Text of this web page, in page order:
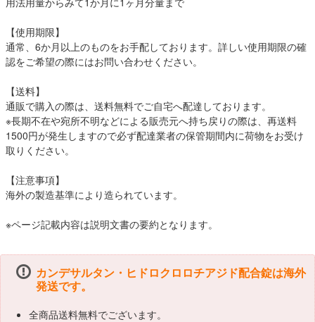
【使用期限】
通常、6か月以上のものをお手配しております。詳しい使用期限の確
認をご希望の際にはお問い合わせください。
【送料】
通販で購入の際は、送料無料でご自宅へ配達しております。
※長期不在や宛所不明などによる販売元へ持ち戻りの際は、再送料
1500円が発生しますので必ず配達業者の保管期間内に荷物をお受け
取りください。
【注意事項】
海外の製造基準により造られています。
※ページ記載内容は説明文書の要約となります。
カンデサルタン・ヒドロクロロチアジド配合錠は海外
発送です。
全商品送料無料でございます。